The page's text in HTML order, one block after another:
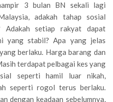
3 bulan BN sekali lagi
adakah tahap sosial
Adakah setiap rakyat dapat
yang stabil? Apa yang jelas
berlaku. Harga barang dan
terdapat pelbagai kes yang
seperti hamil luar nikah,
seperti rogol terus berlaku.
dengan keadaan sebelumnya,